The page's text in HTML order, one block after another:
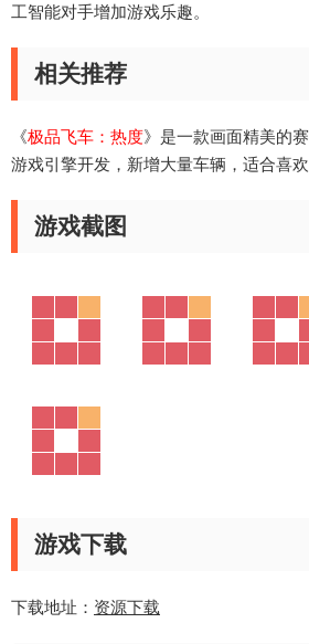
工智能对手增加游戏乐趣。
相关推荐
《极品飞车：热度》是一款画面精美的
游戏引擎开发，新增大量车辆，适合喜欢
游戏截图
游戏下载
下载地址： 资源下载